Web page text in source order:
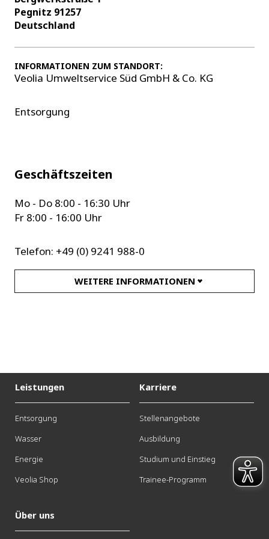
Pegnitz 91257
Deutschland
INFORMATIONEN ZUM STANDORT:
Veolia Umweltservice Süd GmbH & Co. KG
Entsorgung
Geschäftszeiten
Mo - Do 8:00 - 16:30 Uhr
Fr 8:00 - 16:00 Uhr
Telefon: +49 (0) 9241 988-0
de-ves-region-sued@veolia.com
Vertriebsinnendienst
E-Mail: de-ves-sued-vid@veolia.com
WEITERE INFORMATIONEN
Leistungen
Entsorgung
Wasser
Energie
Veolia Shop
Karriere
Stellenangebote
Ausbildung
Studium und Einstieg
Trainee-Programm
Über uns